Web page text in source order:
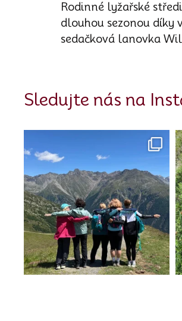
Rodinné lyžařské
dlouhou sezonou díky
sedačková lanovka
Sledujte nás na